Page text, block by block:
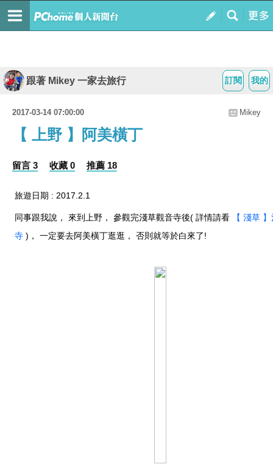
我的
訂閱
跟著 Mikey 一家去旅行
2017-03-14 07:00:00 Mikey
【 上野 】阿美橫丁
留言 3 收藏 0 推薦 18
旅遊日期 : 2017.2.1
同事跟我說， 來到上野， 參觀完淺草觀音寺後( 詳情請看
【 淺草
寺 )， 一定要去阿美橫丁逛逛， 否則就等於白來了!